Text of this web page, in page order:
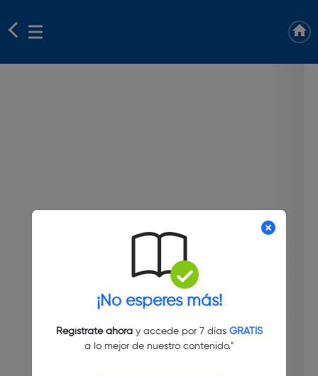
¡No esperes más!
Regístrate ahoray accede por 7 días GRATIS
a lo mejor de nuestro contenido."